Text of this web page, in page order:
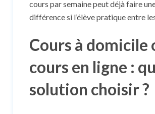
cours par semaine peut déjà faire
différence si l’élève pratique entre
Cours à domicile
cours en ligne :
solution choisir ?